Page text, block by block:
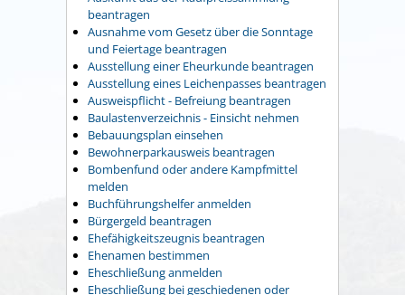
beantragen
Ausnahme vom Gesetz über die Sonntage
und Feiertage beantragen
Ausstellung einer Eheurkunde beantragen
Ausstellung eines Leichenpasses beantragen
Ausweispflicht - Befreiung beantragen
Baulastenverzeichnis - Einsicht nehmen
Bebauungsplan einsehen
Bewohnerparkausweis beantragen
Bombenfund oder andere Kampfmittel
melden
Buchführungshelfer anmelden
Bürgergeld beantragen
Ehefähigkeitszeugnis beantragen
Ehenamen bestimmen
Eheschließung anmelden
Eheschließung bei geschiedenen oder